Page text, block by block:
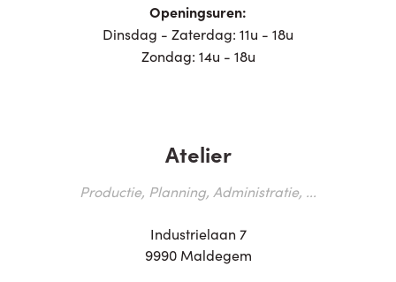
Openingsuren:
Dinsdag - Zaterdag: 11u - 18u
Zondag: 14u - 18u
Atelier
Productie, Planning, Administratie, ...
Industrielaan 7
9990 Maldegem